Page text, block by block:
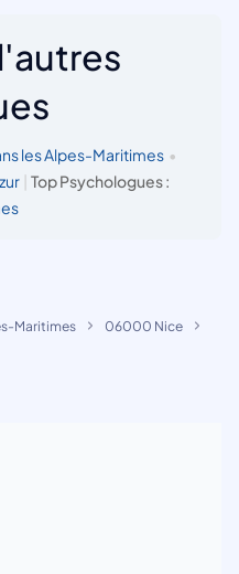
les Alpes-Maritimes •
Top Psychologues :
Maritimes 06000 Nice